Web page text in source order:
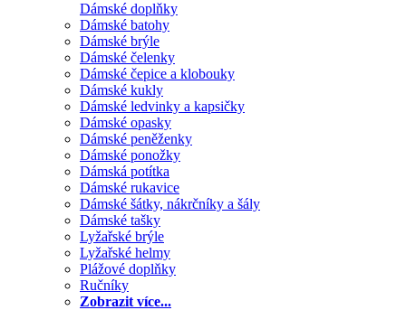
Dámské doplňky
Dámské batohy
Dámské brýle
Dámské čelenky
Dámské čepice a klobouky
Dámské kukly
Dámské ledvinky a kapsičky
Dámské opasky
Dámské peněženky
Dámské ponožky
Dámská potítka
Dámské rukavice
Dámské šátky, nákrčníky a šály
Dámské tašky
Lyžařské brýle
Lyžařské helmy
Plážové doplňky
Ručníky
Zobrazit více...